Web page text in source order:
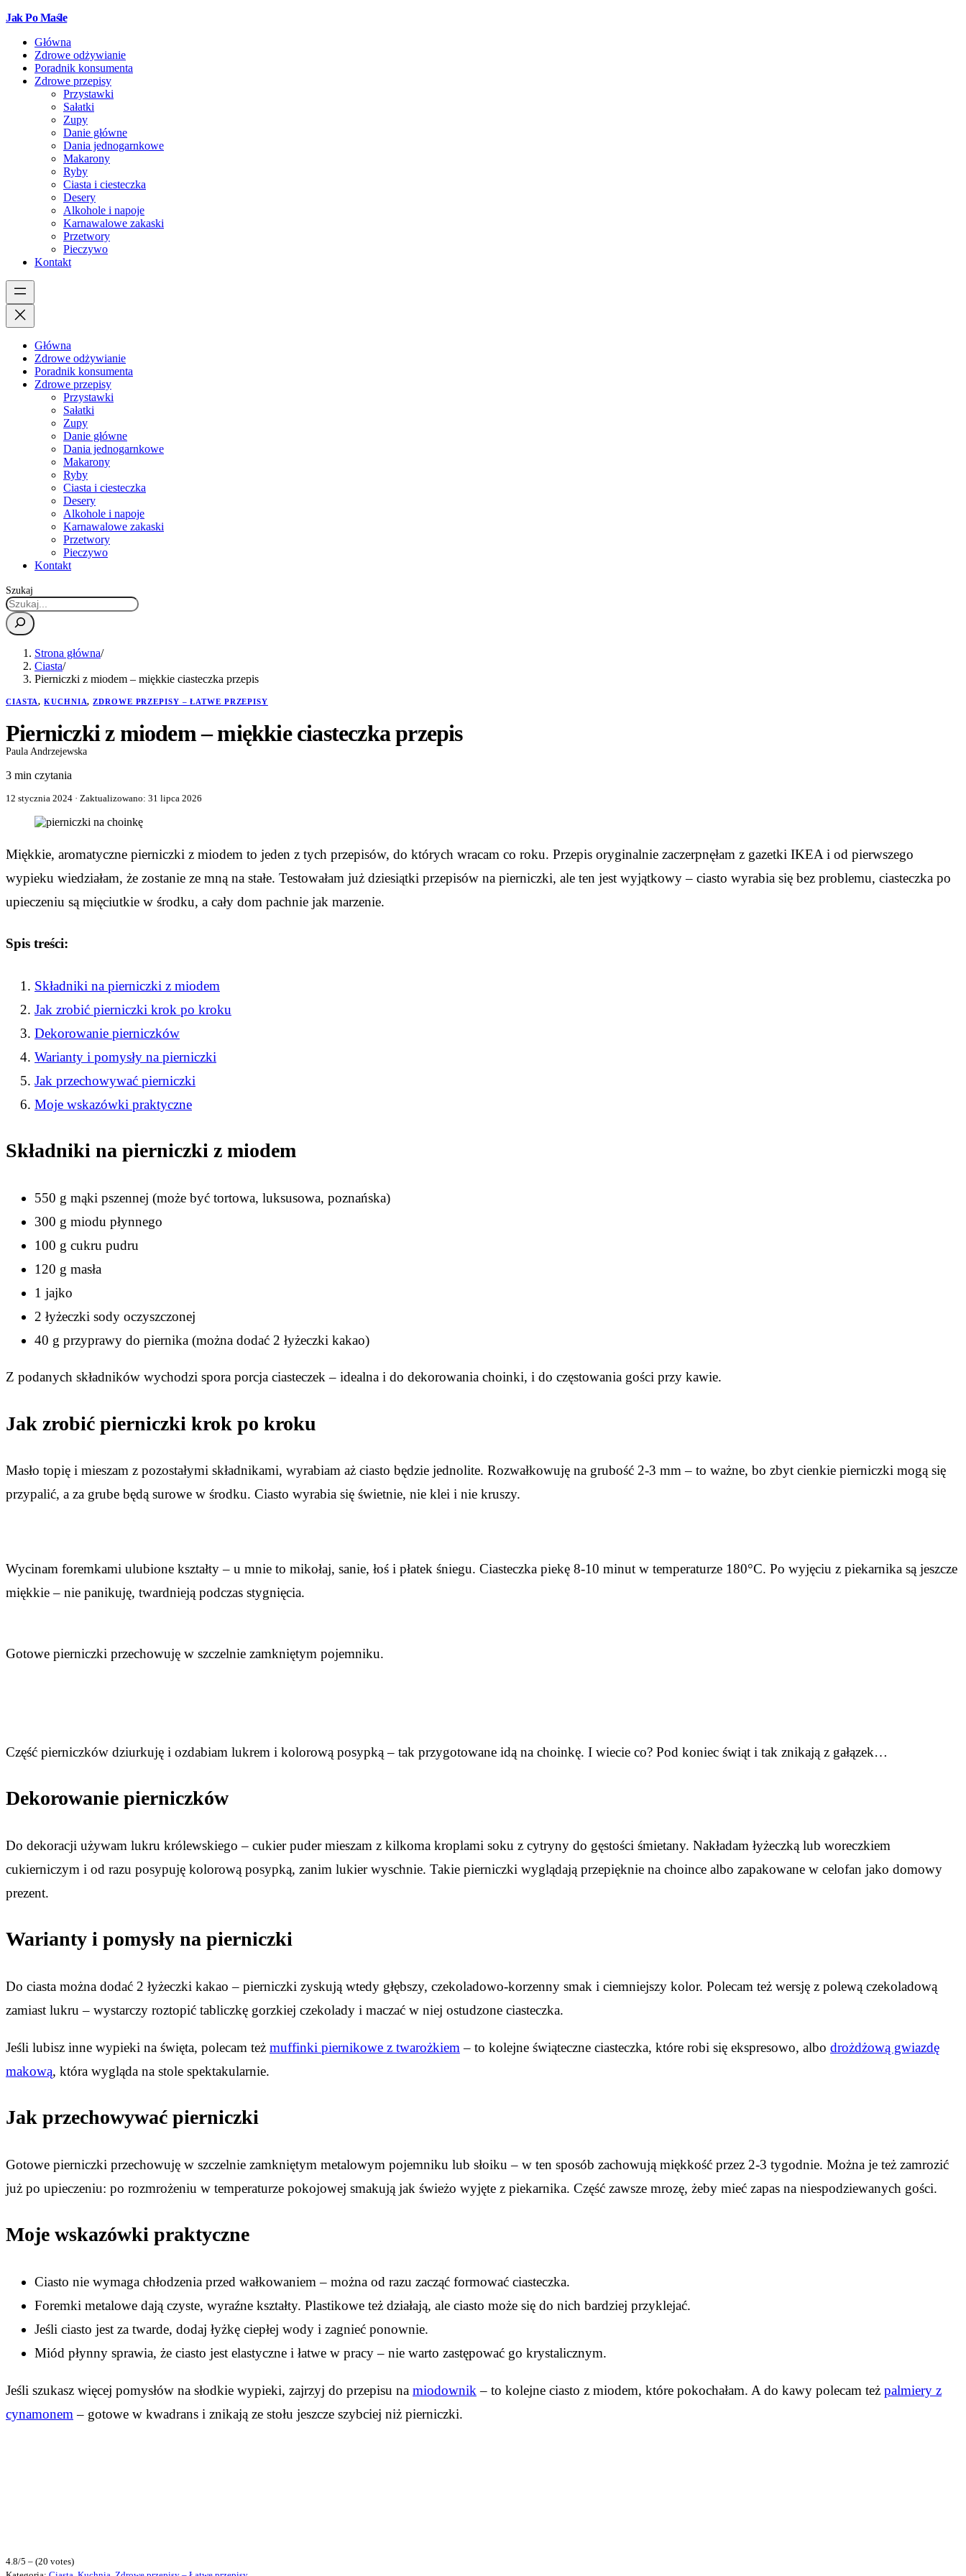
Jak Po Maśle
Główna
Zdrowe odżywianie
Poradnik konsumenta
Zdrowe przepisy
Przystawki
Sałatki
Zupy
Danie główne
Dania jednogarnkowe
Makarony
Ryby
Ciasta i ciesteczka
Desery
Alkohole i napoje
Karnawalowe zakaski
Przetwory
Pieczywo
Kontakt
Główna
Zdrowe odżywianie
Poradnik konsumenta
Zdrowe przepisy
Przystawki
Sałatki
Zupy
Danie główne
Dania jednogarnkowe
Makarony
Ryby
Ciasta i ciesteczka
Desery
Alkohole i napoje
Karnawalowe zakaski
Przetwory
Pieczywo
Kontakt
Szukaj
Strona główna/
Ciasta/
Pierniczki z miodem – miękkie ciasteczka przepis
CIASTA,KUCHNIA,ZDROWE PRZEPISY – ŁATWE PRZEPISY
Pierniczki z miodem – miękkie ciasteczka przepis
Paula Andrzejewska
3 min czytania
12 stycznia 2024 · Zaktualizowano: 31 lipca 2026
Miękkie, aromatyczne pierniczki z miodem to jeden z tych przepisów, do których wracam co roku. Przepis oryginalnie zaczerpnęłam z gazetki IKEA i od pierwszego
wypieku wiedziałam, że zostanie ze mną na stałe. Testowałam już dziesiątki przepisów na pierniczki, ale ten jest wyjątkowy – ciasto wyrabia się bez problemu, ciasteczka po
upieczeniu są mięciutkie w środku, a cały dom pachnie jak marzenie.
Spis treści:
Składniki na pierniczki z miodem
Jak zrobić pierniczki krok po kroku
Dekorowanie pierniczków
Warianty i pomysły na pierniczki
Jak przechowywać pierniczki
Moje wskazówki praktyczne
Składniki na pierniczki z miodem
550 g mąki pszennej (może być tortowa, luksusowa, poznańska)
300 g miodu płynnego
100 g cukru pudru
120 g masła
1 jajko
2 łyżeczki sody oczyszczonej
40 g przyprawy do piernika (można dodać 2 łyżeczki kakao)
Z podanych składników wychodzi spora porcja ciasteczek – idealna i do dekorowania choinki, i do częstowania gości przy kawie.
Jak zrobić pierniczki krok po kroku
Masło topię i mieszam z pozostałymi składnikami, wyrabiam aż ciasto będzie jednolite. Rozwałkowuję na grubość 2-3 mm – to ważne, bo zbyt cienkie pierniczki mogą się
przypalić, a za grube będą surowe w środku. Ciasto wyrabia się świetnie, nie klei i nie kruszy.
Wycinam foremkami ulubione kształty – u mnie to mikołaj, sanie, łoś i płatek śniegu. Ciasteczka piekę 8-10 minut w temperaturze 180°C. Po wyjęciu z piekarnika są jeszcze
miękkie – nie panikuję, twardnieją podczas stygnięcia.
Gotowe pierniczki przechowuję w szczelnie zamkniętym pojemniku.
Część pierniczków dziurkuję i ozdabiam lukrem i kolorową posypką – tak przygotowane idą na choinkę. I wiecie co? Pod koniec świąt i tak znikają z gałązek…
Dekorowanie pierniczków
Do dekoracji używam lukru królewskiego – cukier puder mieszam z kilkoma kroplami soku z cytryny do gęstości śmietany. Nakładam łyżeczką lub woreczkiem
cukierniczym i od razu posypuję kolorową posypką, zanim lukier wyschnie. Takie pierniczki wyglądają przepięknie na choince albo zapakowane w celofan jako domowy
prezent.
Warianty i pomysły na pierniczki
Do ciasta można dodać 2 łyżeczki kakao – pierniczki zyskują wtedy głębszy, czekoladowo-korzenny smak i ciemniejszy kolor. Polecam też wersję z polewą czekoladową
zamiast lukru – wystarczy roztopić tabliczkę gorzkiej czekolady i maczać w niej ostudzone ciasteczka.
Jeśli lubisz inne wypieki na święta, polecam też muffinki piernikowe z twarożkiem – to kolejne świąteczne ciasteczka, które robi się ekspresowo, albo drożdżową gwiazdę
makową, która wygląda na stole spektakularnie.
Jak przechowywać pierniczki
Gotowe pierniczki przechowuję w szczelnie zamkniętym metalowym pojemniku lub słoiku – w ten sposób zachowują miękkość przez 2-3 tygodnie. Można je też zamrozić
już po upieczeniu: po rozmrożeniu w temperaturze pokojowej smakują jak świeżo wyjęte z piekarnika. Część zawsze mrozę, żeby mieć zapas na niespodziewanych gości.
Moje wskazówki praktyczne
Ciasto nie wymaga chłodzenia przed wałkowaniem – można od razu zacząć formować ciasteczka.
Foremki metalowe dają czyste, wyraźne kształty. Plastikowe też działają, ale ciasto może się do nich bardziej przyklejać.
Jeśli ciasto jest za twarde, dodaj łyżkę ciepłej wody i zagnieć ponownie.
Miód płynny sprawia, że ciasto jest elastyczne i łatwe w pracy – nie warto zastępować go krystalicznym.
Jeśli szukasz więcej pomysłów na słodkie wypieki, zajrzyj do przepisu na miodownik – to kolejne ciasto z miodem, które pokochałam. A do kawy polecam też palmiery z
cynamonem – gotowe w kwadrans i znikają ze stołu jeszcze szybciej niż pierniczki.
4.8/5 – (20 votes)